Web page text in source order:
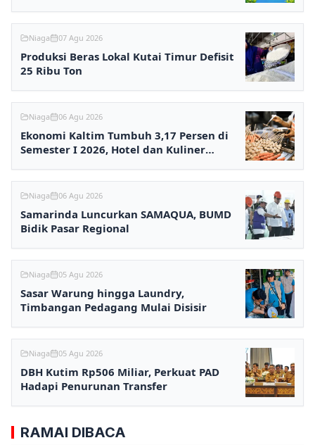
Niaga 07 Agu 2026
Produksi Beras Lokal Kutai Timur Defisit
25 Ribu Ton
Niaga 06 Agu 2026
Ekonomi Kaltim Tumbuh 3,17 Persen di
Semester I 2026, Hotel dan Kuliner
Niaga 06 Agu 2026
Samarinda Luncurkan SAMAQUA, BUMD
Bidik Pasar Regional
Niaga 05 Agu 2026
Sasar Warung hingga Laundry,
Timbangan Pedagang Mulai Disisir
Niaga 05 Agu 2026
DBH Kutim Rp506 Miliar, Perkuat PAD
Hadapi Penurunan Transfer
RAMAI DIBACA